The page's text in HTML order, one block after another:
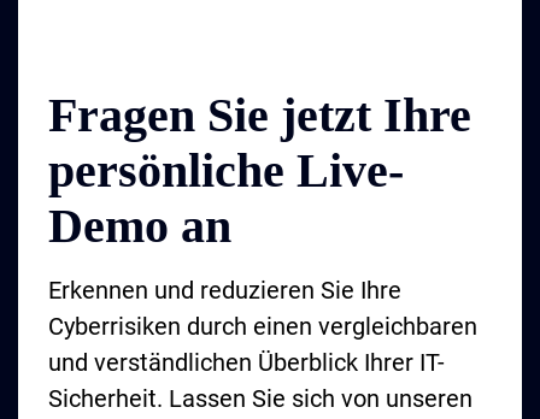
Fragen Sie jetzt Ihre
persönliche Live-
Demo an
Erkennen und reduzieren Sie Ihre
Cyberrisiken durch einen vergleichbaren
und verständlichen Überblick Ihrer IT-
Sicherheit. Lassen Sie sich von unseren